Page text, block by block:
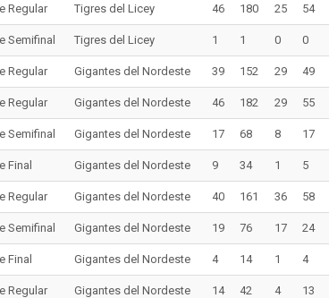
Regular Tigres del Licey 46 180 25 54
Semifinal Tigres del Licey 1 1 0 0
Regular Gigantes del Nordeste 39 152 29 49
Regular Gigantes del Nordeste 46 182 29 55
Semifinal Gigantes del Nordeste 17 68 8 17
Final Gigantes del Nordeste 9 34 1 5
Regular Gigantes del Nordeste 40 161 36 58
Semifinal Gigantes del Nordeste 19 76 17 24
Final Gigantes del Nordeste 4 14 1 4
Regular Gigantes del Nordeste 14 42 4 13